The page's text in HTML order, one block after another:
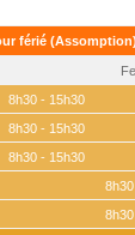
férié
8h30 - 15h30
8h30 - 15h30
8h30 - 15h30